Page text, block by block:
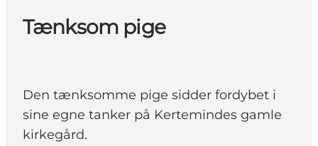
Tænksom pige
Den tænksomme pige sidder fordybet i
sine egne tanker på Kertemindes gamle
kirkegård.